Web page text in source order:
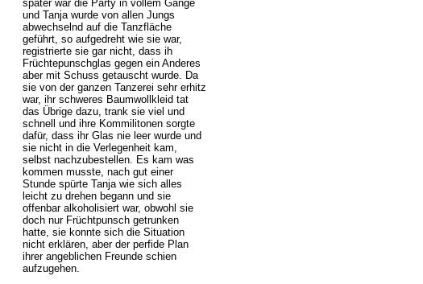
später war die Party in vollem Gange
und Tanja wurde von allen Jungs
abwechselnd auf die Tanzfläche
geführt, so aufgedreht wie sie war,
registrierte sie gar nicht, dass ih
Früchtepunschglas gegen ein Anderes
aber mit Schuss getauscht wurde. Da
sie von der ganzen Tanzerei sehr erhitz
war, ihr schweres Baumwollkleid tat
das Übrige dazu, trank sie viel und
schnell und ihre Kommilitonen sorgte
dafür, dass ihr Glas nie leer wurde und
sie nicht in die Verlegenheit kam,
selbst nachzubestellen. Es kam was
kommen musste, nach gut einer
Stunde spürte Tanja wie sich alles
leicht zu drehen begann und sie
offenbar alkoholisiert war, obwohl sie
doch nur Früchtpunsch getrunken
hatte, sie konnte sich die Situation
nicht erklären, aber der perfide Plan
ihrer angeblichen Freunde schien
aufzugehen.